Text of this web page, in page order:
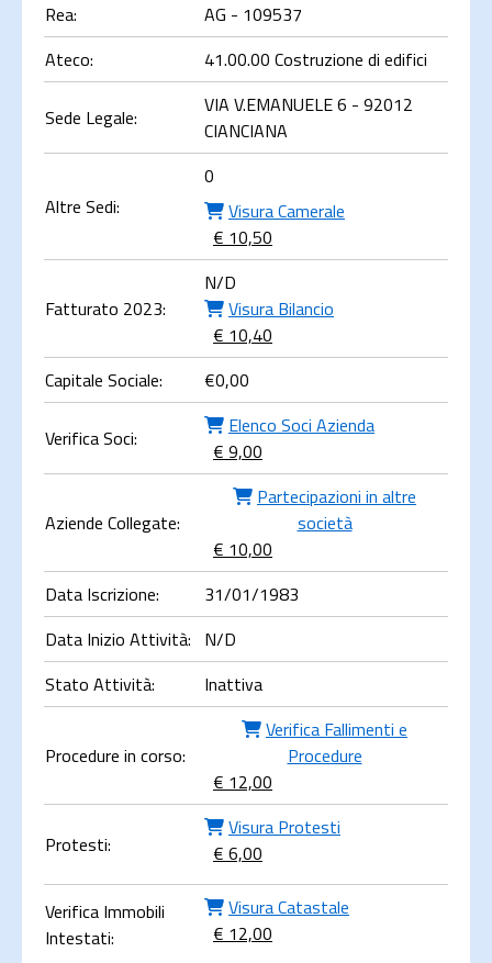
Rea:
AG - 109537
Ateco:
41.00.00 Costruzione di edifici
Sede Legale:
VIA V.EMANUELE 6 - 92012
CIANCIANA
Altre Sedi:
0
Visura Camerale
€ 10,50
Fatturato 2023:
N/D
Visura Bilancio
€ 10,40
Capitale Sociale:
€0,00
Verifica Soci:
Elenco Soci Azienda
€ 9,00
Aziende Collegate:
Partecipazioni in altre
società
€ 10,00
Data Iscrizione:
31/01/1983
Data Inizio Attività: N/D
Stato Attività:
Inattiva
Procedure in corso:
Verifica Fallimenti e
Procedure
€ 12,00
Protesti:
Visura Protesti
€ 6,00
Verifica Immobili
Intestati:
Visura Catastale
€ 12,00